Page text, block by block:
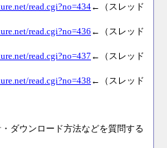
read.cgi?no=434←（スレッド
read.cgi?no=436 ←（スレッド
read.cgi?no=437 ←（スレッド
read.cgi?no=438 ←（スレッド
ダウンロード方法などを質問する